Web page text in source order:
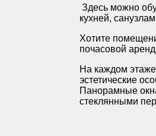
Здесь можно
кухней,
Хотите
почасовой
На каждом
эстетические
Панорамные
стеклянными